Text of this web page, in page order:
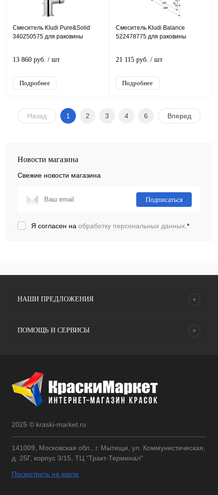
Смеситель Kludi Pure&Solid
340250575 для раковины
13 860 руб. / шт
Подробнее
Смеситель Kludi Balance
522478775 для раковины
21 115 руб. / шт
Подробнее
Назад 1 2 3 4 6 Вперед
Новости магазина
Свежие новости магазина
Подписаться
Я согласен на обработку персональных данных.*
НАШИ ПРЕДЛОЖЕНИЯ
ПОМОЩЬ И СЕРВИСЫ
2025 © kraski-market.ru
141009, Московская обл., г. Мытищи, ул. Коммунистическая,
д. 25Г, корпус 3/15, ТЦ "Тракт-Терминал"
Посмотреть на карте